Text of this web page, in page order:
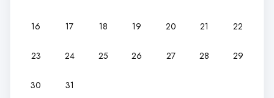
16 17 18 19 20 21 22
23 24 25 26 27 28 29
30 31